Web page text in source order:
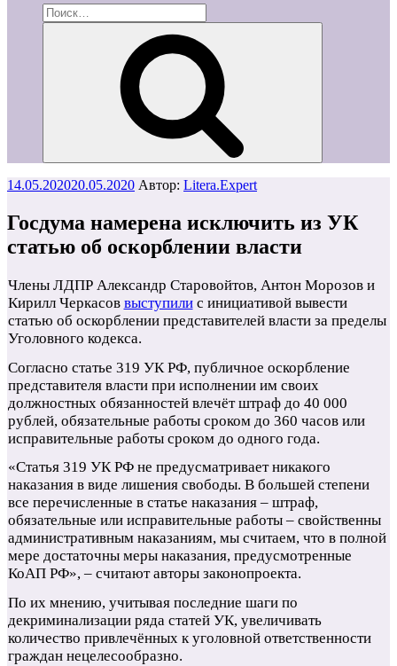
Искать:
Опубликовано
14.05.202020.05.2020 Автор: Litera.Expert
Госдума намерена исключить из УК
статью об оскорблении власти
Члены ЛДПР Александр Старовойтов, Антон Морозов и
Кирилл Черкасов выступилис инициативой вывести
статью об оскорблении представителей власти за пределы
Уголовного кодекса.
Согласно статье 319 УК РФ, публичное оскорбление
представителя власти при исполнении им своих
должностных обязанностей влечёт штраф до 40 000
рублей, обязательные работы сроком до 360 часов или
исправительные работы сроком до одного года.
«Статья 319 УК РФ не предусматривает никакого
наказания в виде лишения свободы. В большей степени
все перечисленные в статье наказания – штраф,
обязательные или исправительные работы – свойственны
административным наказаниям, мы считаем, что в полной
мере достаточны меры наказания, предусмотренные
КоАП РФ», – считают авторы законопроекта.
По их мнению, учитывая последние шаги по
декриминализации ряда статей УК, увеличивать
количество привлечённых к уголовной ответственности
граждан нецелесообразно.